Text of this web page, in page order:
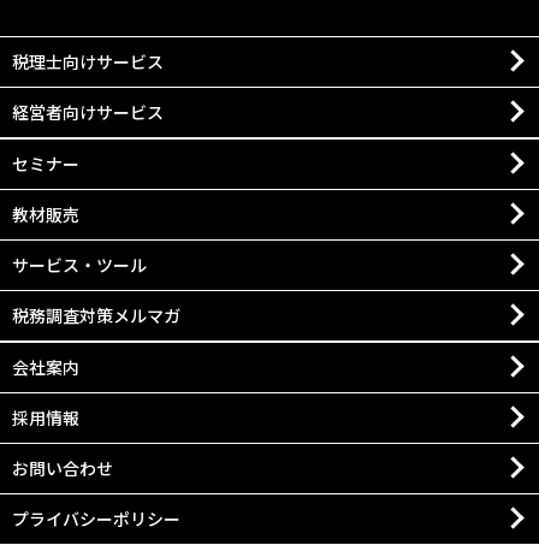
税理士向けサービス
経営者向けサービス
セミナー
教材販売
サービス・ツール
税務調査対策メルマガ
会社案内
採用情報
お問い合わせ
プライバシーポリシー